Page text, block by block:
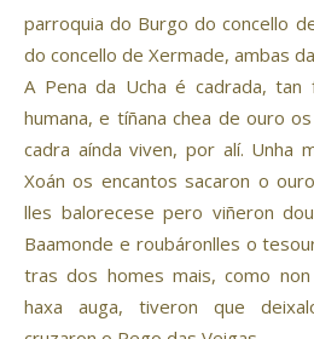
parroquia do Burgo do concello
do concello de Xermade, ambas
A Pena da Ucha é cadrada, tan
humana, e tíñana chea de ouro
cadra aínda viven, por alí. Unha
Xoán os encantos sacaron o
lles balorecese pero viñeron
Baamonde e roubáronlles o
tras dos homes mais, como
haxa auga, tiveron que